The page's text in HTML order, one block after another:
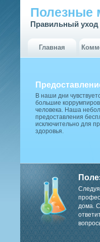
Полезные
Правильный уход
Главная
В наши дни
большие
человека. Наша
предоставления
исключительно для
здоровья.
дома.